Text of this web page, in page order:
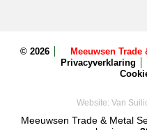
© 2026 Meeuwsen Trade
Privacyverklaring
Website: Van
Meeuwsen Trade & Metal